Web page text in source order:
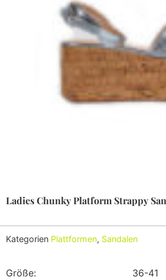
Ladies Chunky Platform Strappy
Kategorien Plattformen, Sandalen
Größe: 36-41